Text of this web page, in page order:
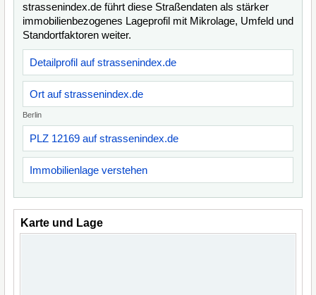
strassenindex.de führt diese Straßendaten als stärker
immobilienbezogenes Lageprofil mit Mikrolage, Umfeld und
Standortfaktoren weiter.
Detailprofil auf strassenindex.de
Ort auf strassenindex.de
Berlin
PLZ 12169 auf strassenindex.de
Immobilienlage verstehen
Karte und Lage